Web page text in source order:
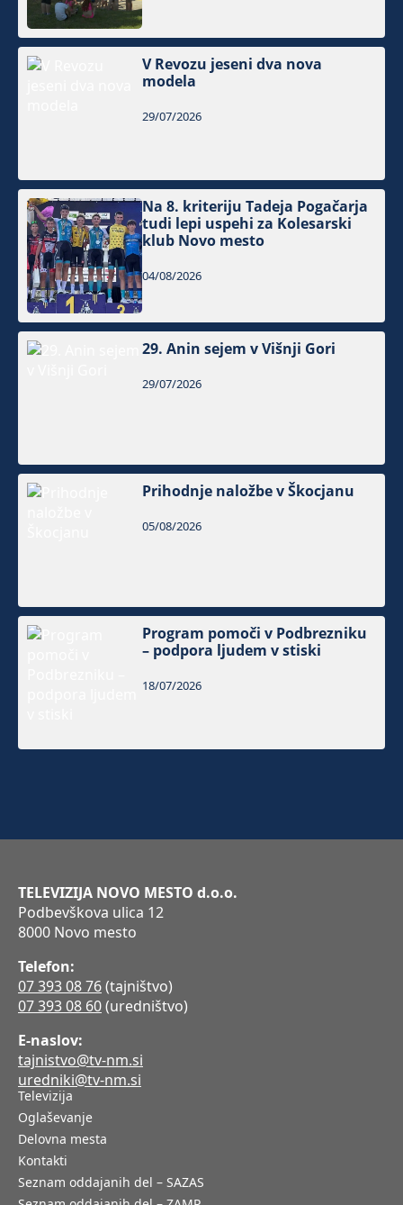
V Revozu jeseni dva nova
modela
29/07/2026
Na 8. kriteriju Tadeja Pogačarja
tudi lepi uspehi za Kolesarski
klub Novo mesto
04/08/2026
29. Anin sejem v Višnji Gori
29/07/2026
Prihodnje naložbe v Škocjanu
05/08/2026
Program pomoči v Podbrezniku
– podpora ljudem v stiski
18/07/2026
TELEVIZIJA NOVO MESTO d.o.o.
Podbevškova ulica 12
8000 Novo mesto
Telefon:
07 393 08 76(tajništvo)
07 393 08 60(uredništvo)
E-naslov:
tajnistvo@tv-nm.si
uredniki@tv-nm.si
Televizija
Oglaševanje
Delovna mesta
Kontakti
Seznam oddajanih del – SAZAS